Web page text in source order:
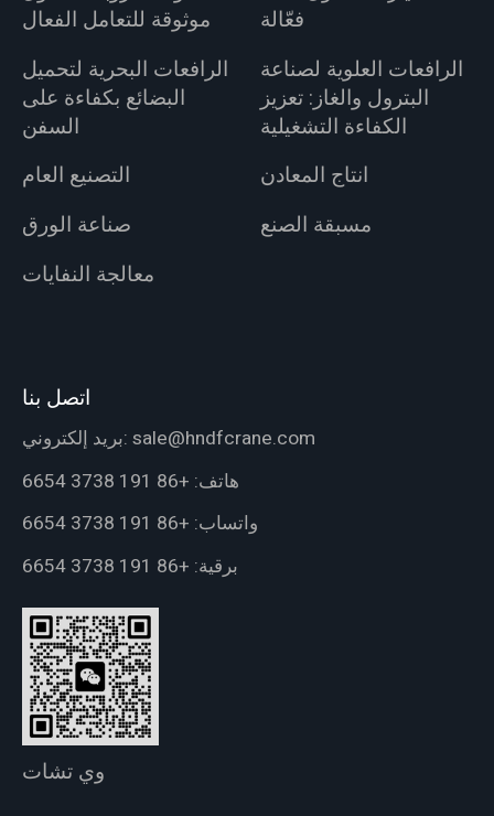
موثوقة للتعامل الفعال
فعّالة
الرافعات البحرية لتحميل
البضائع بكفاءة على
السفن
الرافعات العلوية لصناعة
البترول والغاز: تعزيز
الكفاءة التشغيلية
التصنيع العام
انتاج المعادن
صناعة الورق
مسبقة الصنع
معالجة النفايات
اتصل بنا
بريد إلكتروني: sale@hndfcrane.com
هاتف: +86 191 3738 6654
واتساب: +86 191 3738 6654
برقية: +86 191 3738 6654
وي تشات